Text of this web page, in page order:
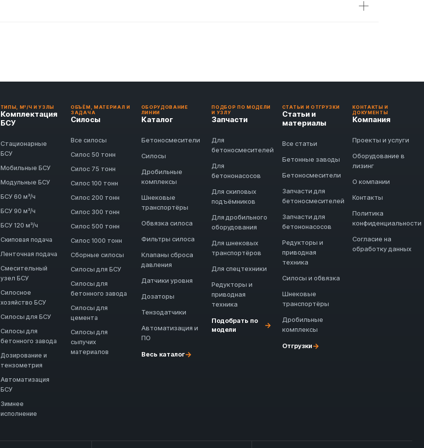
ТИПЫ, М³/Ч И УЗЛЫ
Комплектация
БСУ
Стационарные
БСУ
Мобильные БСУ
Модульные БСУ
БСУ 60 м³/ч
БСУ 90 м³/ч
БСУ 120 м³/ч
Скиповая подача
Ленточная подача
Смесительный
узел БСУ
Силосное
хозяйство БСУ
Силосы для БСУ
Силосы для
бетонного завода
Дозирование и
тензометрия
Автоматизация
БСУ
Зимнее
исполнение
ОБЪЁМ, МАТЕРИАЛ И
ЗАДАЧА
Силосы
Все силосы
Силос 50 тонн
Силос 75 тонн
Силос 100 тонн
Силос 200 тонн
Силос 300 тонн
Силос 500 тонн
Силос 1000 тонн
Сборные силосы
Силосы для БСУ
Силосы для
бетонного завода
Силосы для
цемента
Силосы для
сыпучих
материалов
ОБОРУДОВАНИЕ
ЛИНИИ
Каталог
Бетоносмесители
Силосы
Дробильные
комплексы
Шнековые
транспортёры
Обвязка силоса
Фильтры силоса
Клапаны сброса
давления
Датчики уровня
Дозаторы
Тензодатчики
Автоматизация и
ПО
Весь каталог→
ПОДБОР ПО МОДЕЛИ
И УЗЛУ
Запчасти
Для
бетоносмесителей
Для
бетононасосов
Для скиповых
подъёмников
Для дробильного
оборудования
Для шнековых
транспортёров
Для спецтехники
Редукторы и
приводная
техника
Подобрать по
модели
→
СТАТЬИ И ОТГРУЗКИ
Статьи и
материалы
Все статьи
Бетонные заводы
Бетоносмесители
Запчасти для
бетоносмесителей
Запчасти для
бетононасосов
Редукторы и
приводная
техника
Силосы и обвязка
Шнековые
транспортёры
Дробильные
комплексы
Отгрузки→
КОНТАКТЫ И
ДОКУМЕНТЫ
Компания
Проекты и услуги
Оборудование в
лизинг
О компании
Контакты
Политика
конфиденциальности
Согласие на
обработку данных